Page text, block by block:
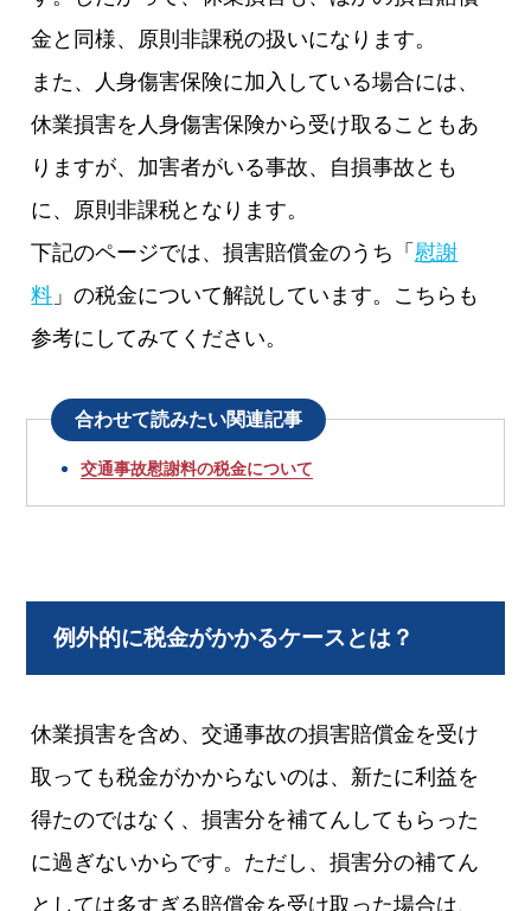
金と同様、原則非課税の扱いになります。
また、人身傷害保険に加入している場合には、
休業損害を人身傷害保険から受け取ることもあ
りますが、加害者がいる事故、自損事故とも
に、原則非課税となります。
下記のページでは、損害賠償金のうち「慰謝
料 」の税金について解説しています。こちらも
参考にしてみてください。
合わせて読みたい関連記事
交通事故慰謝料の税金について
例外的に税金がかかるケースとは？
休業損害を含め、交通事故の損害賠償金を受け
取っても税金がかからないのは、新たに利益を
得たのではなく、損害分を補てんしてもらった
に過ぎないからです。ただし、損害分の補てん
としては多すぎる賠償金を受け取った場合は、